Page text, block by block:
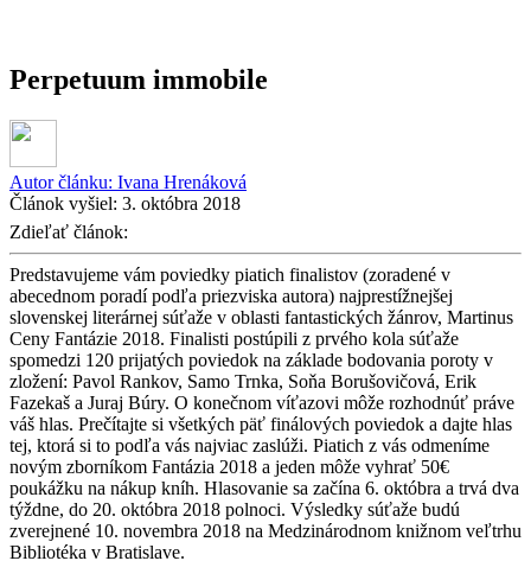
Perpetuum immobile
Autor článku: Ivana Hrenáková
Článok vyšiel: 3. októbra 2018
Zdieľať článok:
Predstavujeme vám poviedky piatich finalistov (zoradené v
abecednom poradí podľa priezviska autora) najprestížnejšej
slovenskej literárnej súťaže v oblasti fantastických žánrov, Martinus
Ceny Fantázie 2018. Finalisti postúpili z prvého kola súťaže
spomedzi 120 prijatých poviedok na základe bodovania poroty v
zložení: Pavol Rankov, Samo Trnka, Soňa Borušovičová, Erik
Fazekaš a Juraj Búry. O konečnom víťazovi môže rozhodnúť práve
váš hlas. Prečítajte si všetkých päť finálových poviedok a dajte hlas
tej, ktorá si to podľa vás najviac zaslúži. Piatich z vás odmeníme
novým zborníkom Fantázia 2018 a jeden môže vyhrať 50€
poukážku na nákup kníh. Hlasovanie sa začína 6. októbra a trvá dva
týždne, do 20. októbra 2018 polnoci. Výsledky súťaže budú
zverejnené 10. novembra 2018 na Medzinárodnom knižnom veľtrhu
Bibliotéka v Bratislave.